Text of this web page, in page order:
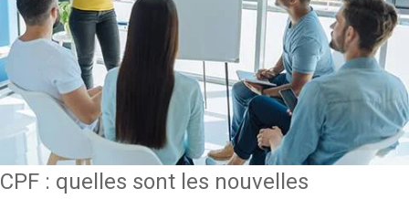
CPF : quelles sont les nouvelles